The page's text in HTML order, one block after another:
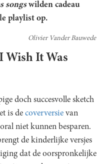
songswilden cadeau
playlist op.
Olivier Vander Bauwede
Wish It Was
doch succesvolle sketch
is de coverversie van
niet kunnen besparen.
de kinderlijke versjes
dat de oorspronkelijke